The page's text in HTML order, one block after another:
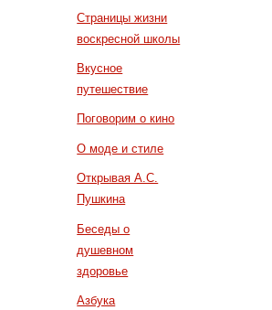
Страницы жизни
воскресной школы
Вкусное
путешествие
Поговорим о кино
О моде и стиле
Открывая А.С.
Пушкина
Беседы о
душевном
здоровье
Азбука